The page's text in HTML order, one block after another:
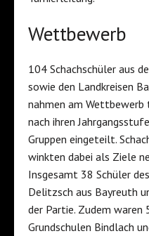
Wettbewerb
104 Schachschüler aus
sowie den Landkreisen
nahmen am Wettbewerb
nach ihren
Gruppen eingeteilt.
winkten dabei als Ziele
Insgesamt 38 Schüler
Delitzsch aus Bayreuth
der Partie. Zudem waren
Grundschulen Bindlach